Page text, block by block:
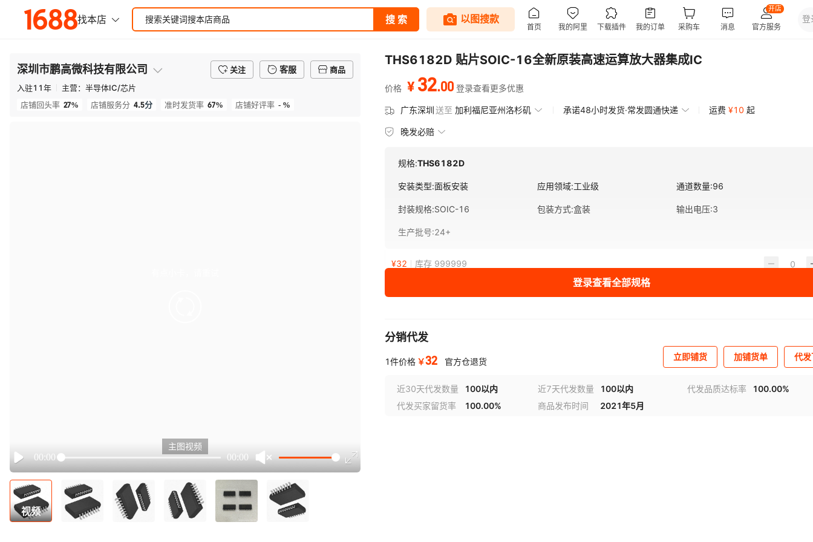
深圳市鹏高微科技有限公司 关注 客服
商品
入驻11年 主营： 半导体IC/芯片
店铺回头率 27% 店铺服务分 4.5分 准时发货率 67% 店铺好评率 - %
Play
00:00 00:00
主图视频
视频
THS6182D 贴片SOIC-16全新原装高速运算放大器集成IC
价格 ¥ 32.00 登录查看更多优惠
广东深圳送至 加利福尼亚州洛杉矶 承诺48小时发货·常发圆通快递 运费 ¥10 起
晚发必赔
规格:THS6182D
安装类型:面板安装 应用领域:工业级 通道数量:96
封装规格:SOIC-16 包装方式:盒装 输出电压:3
生产批号:24+
¥32 库存 999999
登录查看全部规格
分销代发
1件价格 ￥32 官方仓退货 立即铺货 加铺货单 代
近30天代发数量 100以内 近7天代发数量 100以内 代发品质达标率
100.00%
代发买家留货率
100.00% 商品发布时间 2021年5月